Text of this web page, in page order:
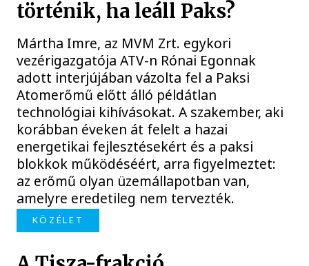
történik, ha leáll Paks?
Mártha Imre, az MVM Zrt. egykori
vezérigazgatója ATV-n Rónai Egonnak
adott interjújában vázolta fel a Paksi
Atomerőmű előtt álló példátlan
technológiai kihívásokat. A szakember, aki
korábban éveken át felelt a hazai
energetikai fejlesztésekért és a paksi
blokkok működéséért, arra figyelmeztet:
az erőmű olyan üzemállapotban van,
amelyre eredetileg nem tervezték.
KÖZÉLET